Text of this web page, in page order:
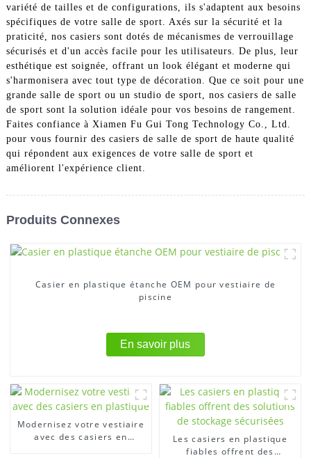
variété de tailles et de configurations, ils s'adaptent aux besoins
spécifiques de votre salle de sport. Axés sur la sécurité et la
praticité, nos casiers sont dotés de mécanismes de verrouillage
sécurisés et d'un accès facile pour les utilisateurs. De plus, leur
esthétique est soignée, offrant un look élégant et moderne qui
s'harmonisera avec tout type de décoration. Que ce soit pour une
grande salle de sport ou un studio de sport, nos casiers de salle
de sport sont la solution idéale pour vos besoins de rangement.
Faites confiance à Xiamen Fu Gui Tong Technology Co., Ltd.
pour vous fournir des casiers de salle de sport de haute qualité
qui répondent aux exigences de votre salle de sport et
améliorent l'expérience client.
Produits Connexes
Casier en plastique étanche OEM pour vestiaire de
piscine
En savoir plus
Modernisez votre vestiaire
avec des casiers en
Les casiers en plastique
fiables offrent des